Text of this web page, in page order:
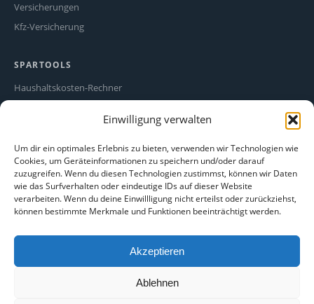
Einwilligung verwalten
Um dir ein optimales Erlebnis zu bieten, verwenden wir Technologien wie
Cookies, um Geräteinformationen zu speichern und/oder darauf
zuzugreifen. Wenn du diesen Technologien zustimmst, können wir Daten
wie das Surfverhalten oder eindeutige IDs auf dieser Website
verarbeiten. Wenn du deine Einwillligung nicht erteilst oder zurückziehst,
können bestimmte Merkmale und Funktionen beeinträchtigt werden.
Akzeptieren
Ablehnen
Versicherungen
Kfz-Versicherung
SPARTOOLS
Haushaltskosten-Rechner
Alle Spartipps
RECHTLICHES
Impressum
Haftungsausschluss